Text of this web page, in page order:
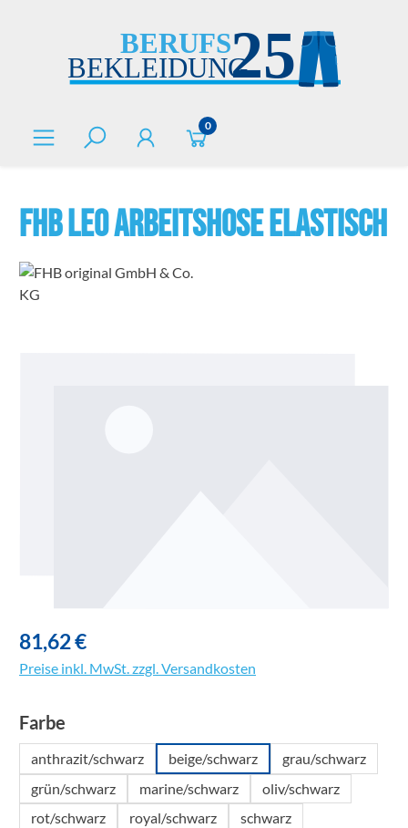
0
FHB LEO Arbeitshose elastisch
81,62 €
Preise inkl. MwSt. zzgl. Versandkosten
Farbe
anthrazit/schwarz beige/schwarz
grau/schwarz
grün/schwarz
marine/schwarz
oliv/schwarz
rot/schwarz
royal/schwarz
schwarz